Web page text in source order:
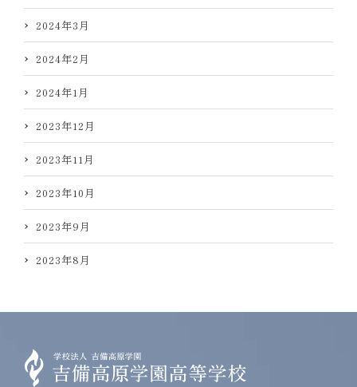
2024年3月
2024年2月
2024年1月
2023年12月
2023年11月
2023年10月
2023年9月
2023年8月